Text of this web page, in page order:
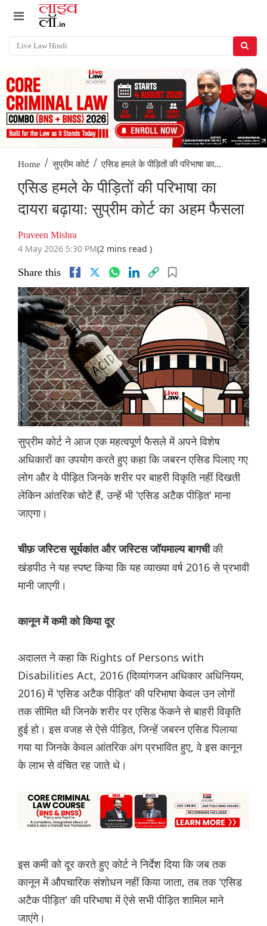
Home / सुप्रीम कोर्ट / एसिड हमले के पीड़ितों की परिभाषा का...
एसिड हमले के पीड़ितों की परिभाषा का
दायरा बढ़ाया: सुप्रीम कोर्ट का अहम फैसला
Praveen Mishra
4 May 2026 5:30 PM(2 mins read )
Share this
सुप्रीम कोर्ट ने आज एक महत्वपूर्ण फैसले में अपने विशेष
अधिकारों का उपयोग करते हुए कहा कि जबरन एसिड पिलाए गए
लोग और वे पीड़ित जिनके शरीर पर बाहरी विकृति नहीं दिखती
लेकिन आंतरिक चोटें हैं, उन्हें भी 'एसिड अटैक पीड़ित' माना
जाएगा।
चीफ़ जस्टिस सूर्यकांत और जस्टिस जॉयमाल्य बागचीकी
खंडपीठ ने यह स्पष्ट किया कि यह व्याख्या वर्ष 2016 से प्रभावी
मानी जाएगी।
कानून में कमी को किया दूर
अदालत ने कहा कि Rights of Persons with
Disabilities Act, 2016 (दिव्यांगजन अधिकार अधिनियम,
2016) में 'एसिड अटैक पीड़ित' की परिभाषा केवल उन लोगों
तक सीमित थी जिनके शरीर पर एसिड फेंकने से बाहरी विकृति
हुई हो। इस वजह से ऐसे पीड़ित, जिन्हें जबरन एसिड पिलाया
गया या जिनके केवल आंतरिक अंग प्रभावित हुए, वे इस कानून
के लाभ से वंचित रह जाते थे।
इस कमी को दूर करते हुए कोर्ट ने निर्देश दिया कि जब तक
कानून में औपचारिक संशोधन नहीं किया जाता, तब तक 'एसिड
अटैक पीड़ित' की परिभाषा में ऐसे सभी पीड़ित शामिल माने
जाएंगे।